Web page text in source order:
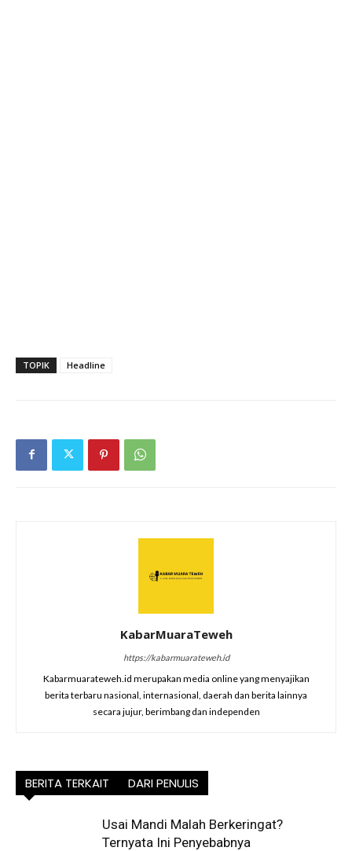
TOPIK Headline
KabarMuaraTeweh
https://kabarmuarateweh.id
Kabarmuarateweh.id merupakan media online yang menyajikan
berita terbaru nasional, internasional, daerah dan berita lainnya
secara jujur, berimbang dan independen
BERITA TERKAIT DARI PENULIS
Usai Mandi Malah Berkeringat?
Ternyata Ini Penyebabnya